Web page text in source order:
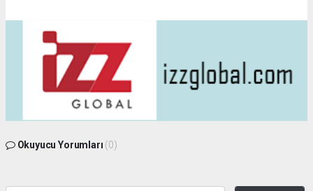
Okuyucu Yorumları (0)